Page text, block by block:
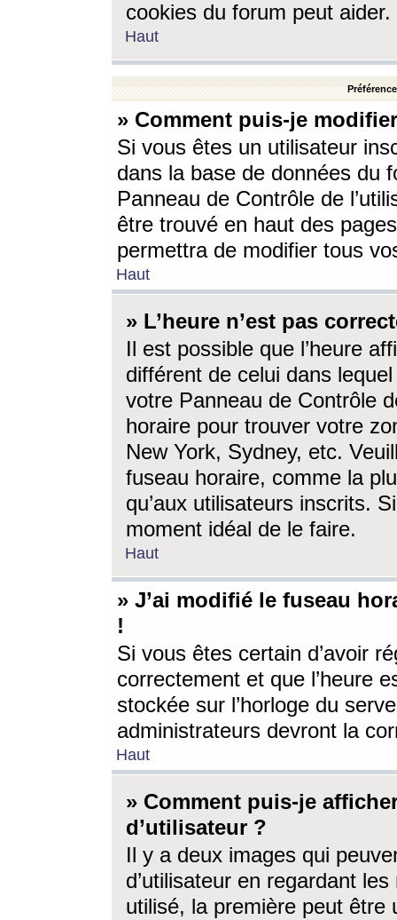
cookies du forum peut aider.
Haut
» Comment puis-je
Si vous êtes un utilisateur
dans la base de données du
Panneau de Contrôle de
être trouvé en haut des
permettra de modifier tous
Haut
» L’heure n’est pas
Il est possible que l’heure
différent de celui dans
votre Panneau de Contrôle
horaire pour trouver votre
New York, Sydney, etc.
fuseau horaire, comme la
qu’aux utilisateurs inscrits.
moment idéal de le faire.
Haut
» J’ai modifié le fuseau
!
Si vous êtes certain d’avoir
correctement et que l’heure
stockée sur l’horloge du
administrateurs devront la
Haut
» Comment puis-je
d’utilisateur ?
Il y a deux images qui
d’utilisateur en regardant
utilisé, la première peut être